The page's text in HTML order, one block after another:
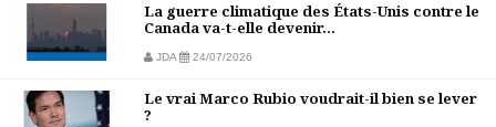
La guerre climatique des États-Unis contre le
Canada va-t-elle devenir...
JDA 24/07/2026
Le vrai Marco Rubio voudrait-il bien se lever
?